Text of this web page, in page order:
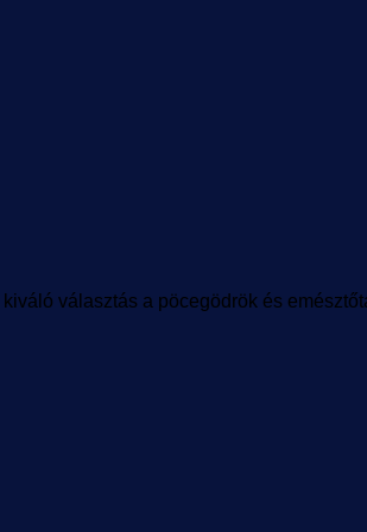
választás a pöcegödrök és